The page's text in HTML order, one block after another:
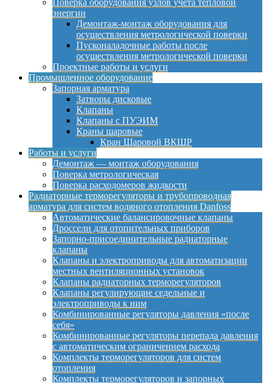
энергии
Демонтаж-монтаж оборудования для
осуществления метрологической поверки
Пусконаладочные работы после
осуществления метрологической поверки
Проектные работы и услуги
Промышленное оборудование
Запорная арматура
Затворы дисковые
Клапаны
Клапаны с ПУЭИМ
Краны шаровые
Кран Шаровой ВКШР
Работы и услуги
Демонтаж — монтаж оборудования
Поверка метрологическая
Поверка расходомеров жидкости
Радиаторные терморегуляторы и трубопроводная
арматура для систем водяного отопления Danfoss
Автоматические балансировочные клапаны
Дроссели для отопительных приборов
Запорно-присоединительные радиаторные
клапаны
Клапаны и электроприводы для автоматизации
местных вентиляционных установок
Клапаны радиаторных терморегуляторов
Клапаны регулирующие седельные и
электроприводы к ним
Комбинированные регуляторы давления «после
себя»
Комбинированные регуляторы перепада давления
с автоматическим ограничением расхода
Комплекты терморегуляторов для систем
отопления
Комплекты терморегуляторов и запорных